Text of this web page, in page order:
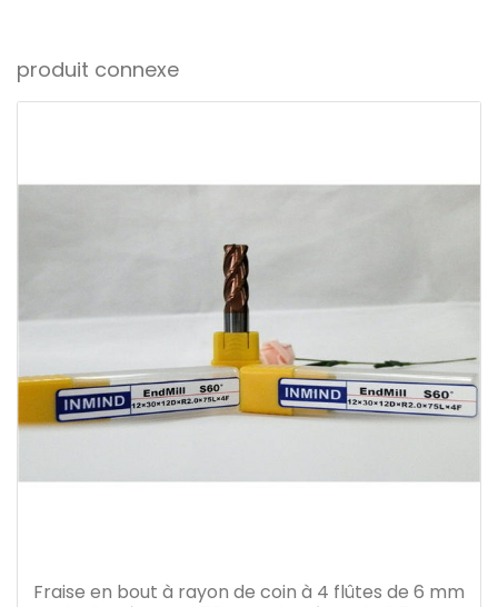
produit connexe
Fraise en bout à rayon de coin à 4 flûtes de 6 mm